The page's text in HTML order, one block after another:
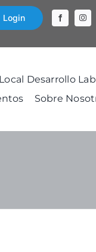
Login
Desarrollo
Sobre